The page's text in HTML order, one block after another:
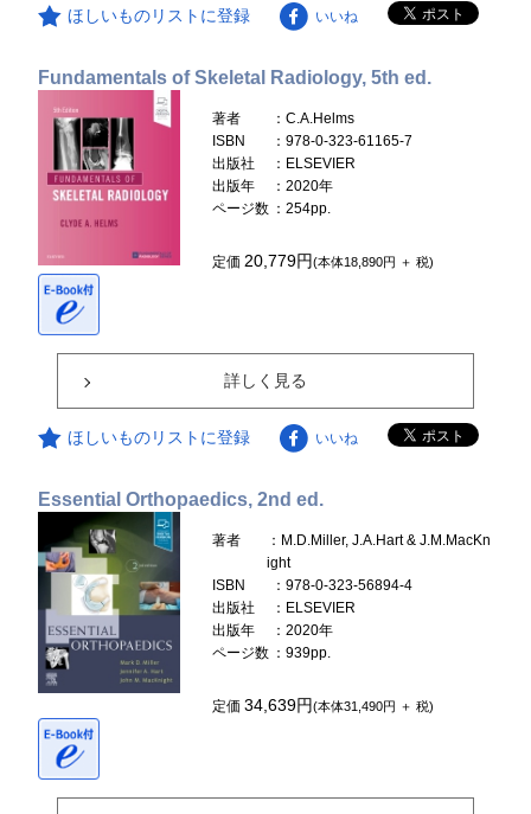
ほしいものリストに登録 いいね
Fundamentals of Skeletal Radiology, 5th ed.
著者
：C.A.Helms
ISBN
：978-0-323-61165-7
出版社
：ELSEVIER
出版年
：2020年
ページ数 ：254pp.
定価20,779円(本体18,890円 ＋ 税)
詳しく見る
ほしいものリストに登録 いいね
Essential Orthopaedics, 2nd ed.
著者
：M.D.Miller, J.A.Hart & J.M.MacKn
ight
ISBN
：978-0-323-56894-4
出版社
：ELSEVIER
出版年
：2020年
ページ数 ：939pp.
定価34,639円(本体31,490円 ＋ 税)